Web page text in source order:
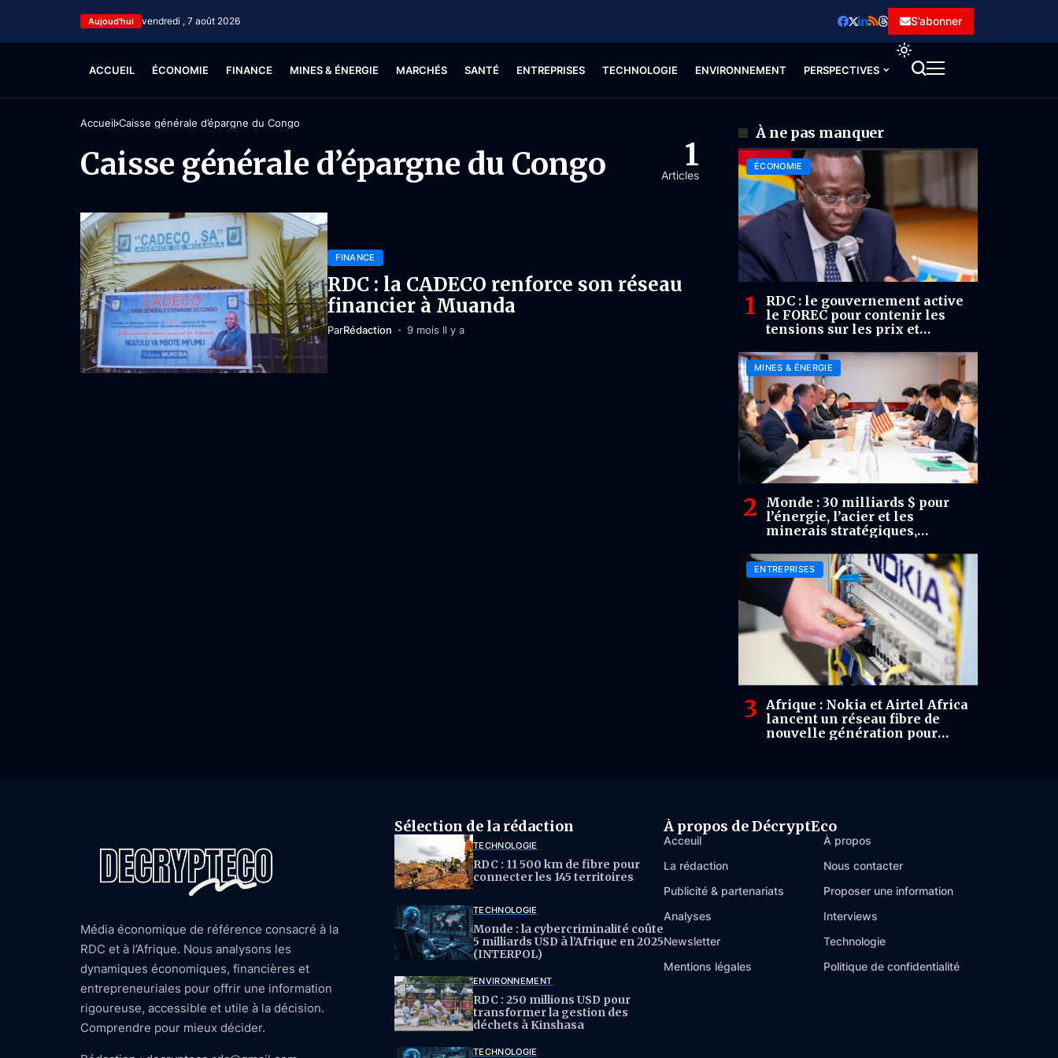
Aujoud'hui vendredi , 7 août 2026 S’abonner
ACCUEIL ÉCONOMIE FINANCE MINES & ÉNERGIE MARCHÉS SANTÉ ENTREPRISES TECHNOLOGIE ENVIRONNEMENT PERSPECTIVES
Accueil Caisse générale d’épargne du Congo
Caisse générale d’épargne du Congo 1
Articles
FINANCE
RDC : la CADECO renforce son réseau
financier à Muanda
ParRédaction 9 mois Il y a
À ne pas manquer
ÉCONOMIE
RDC : le gouvernement active
le FOREC pour contenir les
tensions sur les prix et
des marchés
MINES & ÉNERGIE
Monde : 30 milliards $ pour
l’énergie, l’acier et les
minerais stratégiques,
financière pour sécuriser ses
chaînes d’approvisionnement
ENTREPRISES
Afrique : Nokia et Airtel Africa
lancent un réseau fibre de
nouvelle génération pour
Média économique de référence consacré à la
RDC et à l’Afrique. Nous analysons les
dynamiques économiques, financières et
entrepreneuriales pour offrir une information
rigoureuse, accessible et utile à la décision.
Comprendre pour mieux décider.
Sélection de la rédaction
TECHNOLOGIE
RDC : 11 500 km de fibre pour
connecter les 145 territoires
TECHNOLOGIE
Monde : la cybercriminalité coûte
5 milliards USD à l’Afrique en 2025
(INTERPOL)
ENVIRONNEMENT
RDC : 250 millions USD pour
transformer la gestion des
déchets à Kinshasa
TECHNOLOGIE
À propos de DécryptEco
Acceuil
À propos
La rédaction
Nous contacter
Publicité & partenariats
Proposer une information
Analyses
Interviews
Newsletter
Technologie
Mentions légales
Politique de confidentialité